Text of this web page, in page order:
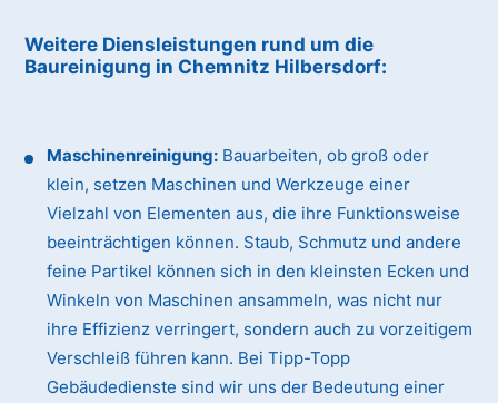
Weitere Diensleistungen rund um die
Baureinigung in Chemnitz Hilbersdorf:
Maschinenreinigung: Bauarbeiten, ob groß oder
klein, setzen Maschinen und Werkzeuge einer
Vielzahl von Elementen aus, die ihre Funktionsweise
beeinträchtigen können. Staub, Schmutz und andere
feine Partikel können sich in den kleinsten Ecken und
Winkeln von Maschinen ansammeln, was nicht nur
ihre Effizienz verringert, sondern auch zu vorzeitigem
Verschleiß führen kann. Bei Tipp-Topp
Gebäudedienste sind wir uns der Bedeutung einer